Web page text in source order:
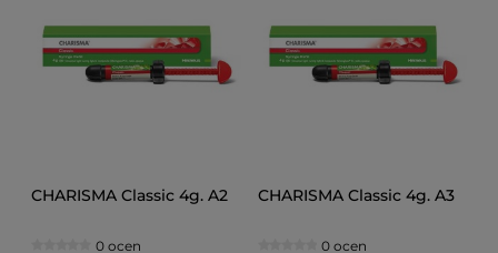
CHARISMA Classic 4g. A2
0 ocen
CHARISMA Classic 4g. A3
0 ocen